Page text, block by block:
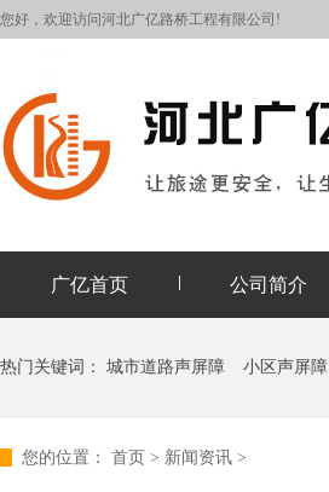
您好，欢迎访问河北广亿路桥工程有限公司!
广亿首页 公司简介
热门关键词： 城市道路声屏障 小区声屏障
您的位置： 首页 > 新闻资讯 >